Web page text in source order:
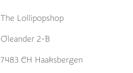
The Lollipopshop
Oleander 2-B
7483 CH Haaksbergen